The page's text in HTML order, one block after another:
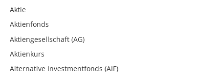
Aktie
Aktienfonds
Aktiengesellschaft (AG)
Aktienkurs
Alternative Investmentfonds (AIF)